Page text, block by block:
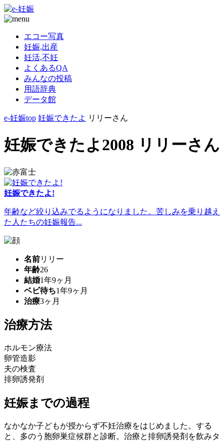
エコー写真
妊娠,出産
妊活,不妊
よくあるQA
みんなの投稿
用語辞典
データ館
e-妊娠top 妊娠できたよ リリーさん
妊娠できたよ2008 リリーさん
妊娠できたよ!
年齢など絞り込みでるようになりました。苦しみを乗り越え
た人たちの妊娠報告...
名前リリー
年齢26
結婚1年9ヶ月
ベビ待ち1年9ヶ月
治療3ヶ月
治療方法
ホルモン療法
卵管造影
夫の検査
排卵誘発剤
妊娠までの過程
なかなか子どもが授からず不妊治療をはじめました。する
と、多のう胞卵巣症候群と診断。治療と排卵誘発剤を飲みタ